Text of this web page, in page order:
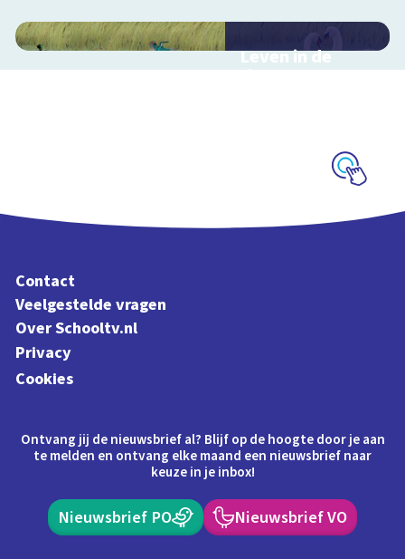
Leven in de
sloot
Contact
Veelgestelde vragen
Over Schooltv.nl
Privacy
Cookies
Ontvang jij de nieuwsbrief al? Blijf op de hoogte door je aan
te melden en ontvang elke maand een nieuwsbrief naar
keuze in je inbox!
Nieuwsbrief PO Nieuwsbrief VO